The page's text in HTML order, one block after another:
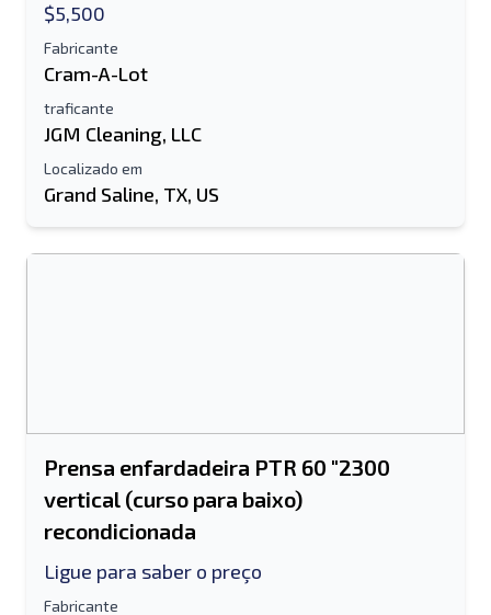
$5,500
Fabricante
Cram-A-Lot
traficante
JGM Cleaning, LLC
Localizado em
Grand Saline, TX, US
Prensa enfardadeira PTR 60 "2300
vertical (curso para baixo)
recondicionada
Ligue para saber o preço
Fabricante